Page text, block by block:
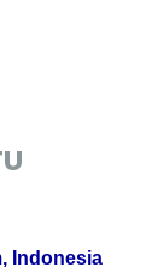
Indonesia